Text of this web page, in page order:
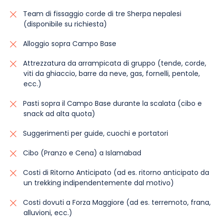
Team di fissaggio corde di tre Sherpa nepalesi
(disponibile su richiesta)
Alloggio sopra Campo Base
Attrezzatura da arrampicata di gruppo (tende, corde,
viti da ghiaccio, barre da neve, gas, fornelli, pentole,
ecc.)
Pasti sopra il Campo Base durante la scalata (cibo e
snack ad alta quota)
Suggerimenti per guide, cuochi e portatori
Cibo (Pranzo e Cena) a Islamabad
Costi di Ritorno Anticipato (ad es. ritorno anticipato da
un trekking indipendentemente dal motivo)
Costi dovuti a Forza Maggiore (ad es. terremoto, frana,
alluvioni, ecc.)